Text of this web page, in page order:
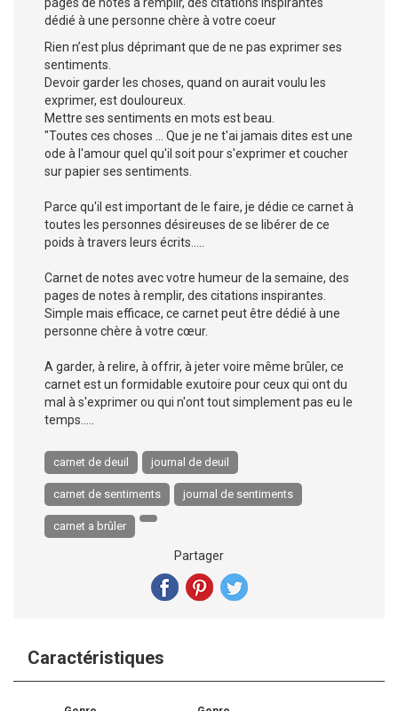
dédié à une personne chère à votre coeur
Rien n’est plus déprimant que de ne pas exprimer ses
sentiments.
Devoir garder les choses, quand on aurait voulu les
exprimer, est douloureux.
Mettre ses sentiments en mots est beau.
"Toutes ces choses ... Que je ne t'ai jamais dites est une
ode à l'amour quel qu'il soit pour s'exprimer et coucher
sur papier ses sentiments.
Parce qu'il est important de le faire, je dédie ce carnet à
toutes les personnes désireuses de se libérer de ce
poids à travers leurs écrits.....
Carnet de notes avec votre humeur de la semaine, des
pages de notes à remplir, des citations inspirantes.
Simple mais efficace, ce carnet peut être dédié à une
personne chère à votre cœur.
A garder, à relire, à offrir, à jeter voire même brûler, ce
carnet est un formidable exutoire pour ceux qui ont du
mal à s'exprimer ou qui n'ont tout simplement pas eu le
temps.....
carnet de deuil journal de deuil
carnet de sentiments journal de sentiments
carnet a brûler
Partager
Caractéristiques